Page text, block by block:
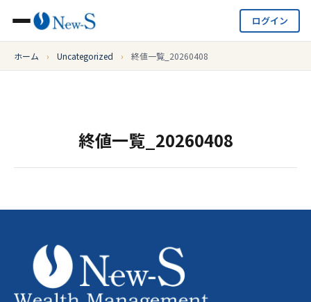
ログイン
ホーム › Uncategorized › 終値一覧_20260408
終値一覧_20260408